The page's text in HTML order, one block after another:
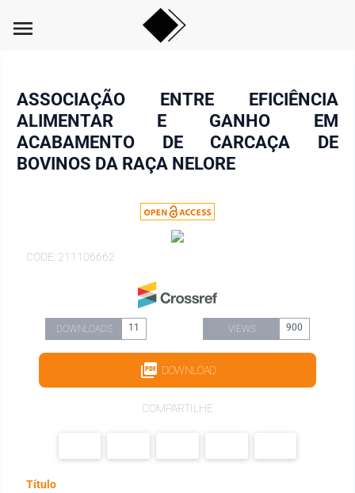
menu
ASSOCIAÇÃO ENTRE EFICIÊNCIA
ALIMENTAR E GANHO EM
ACABAMENTO DE CARCAÇA DE
BOVINOS DA RAÇA NELORE
CODE: 211106662
DOWNLOADS 11 VIEWS 900
DOWNLOAD
COMPARTILHE
Título